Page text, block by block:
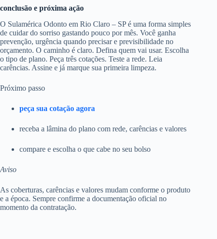
conclusão e próxima ação
O Sulamérica Odonto em Rio Claro – SP é uma forma simples
de cuidar do sorriso gastando pouco por mês. Você ganha
prevenção, urgência quando precisar e previsibilidade no
orçamento. O caminho é claro. Defina quem vai usar. Escolha
o tipo de plano. Peça três cotações. Teste a rede. Leia
carências. Assine e já marque sua primeira limpeza.
Próximo passo
peça sua cotação agora
receba a lâmina do plano com rede, carências e valores
compare e escolha o que cabe no seu bolso
Aviso
As coberturas, carências e valores mudam conforme o produto
e a época. Sempre confirme a documentação oficial no
momento da contratação.